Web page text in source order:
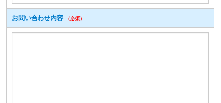
お問い合わせ内容 （必須）